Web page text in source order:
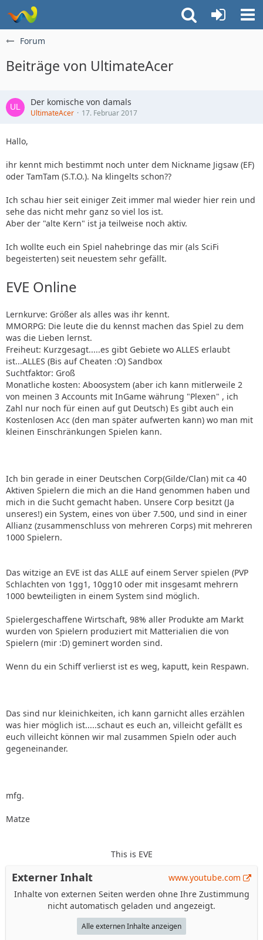
Forum
Beiträge von UltimateAcer
Der komische von damals
UltimateAcer 17. Februar 2017
Hallo,
ihr kennt mich bestimmt noch unter dem Nickname Jigsaw (EF)
oder TamTam (S.T.O.). Na klingelts schon??
Ich schau hier seit einiger Zeit immer mal wieder hier rein und
sehe das nicht mehr ganz so viel los ist.
Aber der "alte Kern" ist ja teilweise noch aktiv.
Ich wollte euch ein Spiel nahebringe das mir (als SciFi
begeisterten) seit neuestem sehr gefällt.
EVE Online
Lernkurve: Größer als alles was ihr kennt.
MMORPG: Die leute die du kennst machen das Spiel zu dem
was die Lieben lernst.
Freiheut: Kurzgesagt.....es gibt Gebiete wo ALLES erlaubt
ist...ALLES (Bis auf Cheaten :O) Sandbox
Suchtfaktor: Groß
Monatliche kosten: Aboosystem (aber ich kann mitlerweile 2
von meinen 3 Accounts mit InGame währung "Plexen" , ich
Zahl nur noch für einen auf gut Deutsch) Es gibt auch ein
Kostenlosen Acc (den man später aufwerten kann) wo man mit
kleinen Einschränkungen Spielen kann.
Ich bin gerade in einer Deutschen Corp(Gilde/Clan) mit ca 40
Aktiven Spielern die mich an die Hand genommen haben und
mich in die Sucht gemacht haben. Unsere Corp besitzt (Ja
unseres!) ein System, eines von über 7.500, und sind in einer
Allianz (zusammenschluss von mehreren Corps) mit mehreren
1000 Spielern.
Das witzige an EVE ist das ALLE auf einem Server spielen (PVP
Schlachten von 1gg1, 10gg10 oder mit insgesamt mehrern
1000 bewteiligten in einem System sind möglich.
Spielergeschaffene Wirtschaft, 98% aller Produkte am Markt
wurden von Spielern produziert mit Matterialien die von
Spielern (mir :D) geminert worden sind.
Wenn du ein Schiff verlierst ist es weg, kaputt, kein Respawn.
Das sind nur kleinichkeiten, ich kann garnicht alles erzählen
was hier möglich ist.....schaut es euch an, villeicht gefällt es
euch villeicht können wir mal zusammen Spieln oder auch
gegeneinander.
mfg.
Matze
This is EVE
Externer Inhalt
www.youtube.com
Inhalte von externen Seiten werden ohne Ihre Zustimmung
nicht automatisch geladen und angezeigt.
Alle externen Inhalte anzeigen